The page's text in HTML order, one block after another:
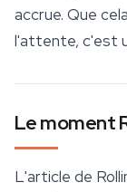
accrue. Que
l'attente, c'est
Le moment
L'article de